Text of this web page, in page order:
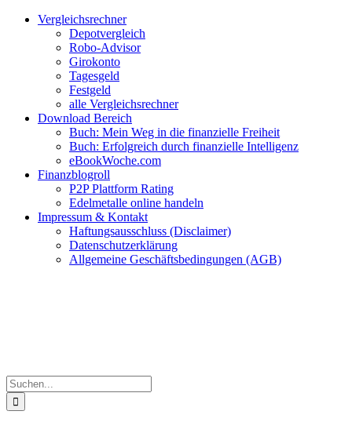
Zum
Facebook
Twitter
Instagram
Pinterest
YouTubeVergleichsrechner
Depotvergleich
Robo-Advisor
Girokonto
Tagesgeld
Festgeld
alle Vergleichsrechner
Download Bereich
Buch: Mein Weg in die finanzielle Freiheit
Buch: Erfolgreich durch finanzielle Intelligenz
eBookWoche.com
Finanzblogroll
P2P Plattform Rating
Edelmetalle online handeln
Impressum & Kontakt
Haftungsausschluss (Disclaimer)
Datenschutzerklärung
Allgemeine Geschäftsbedingungen (AGB)
Suche
nach: